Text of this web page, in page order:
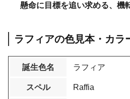
懸命に目標を追い求める、機
ラフィアの色見本・カラ
誕生色名 ラフィア
スペル Raffia